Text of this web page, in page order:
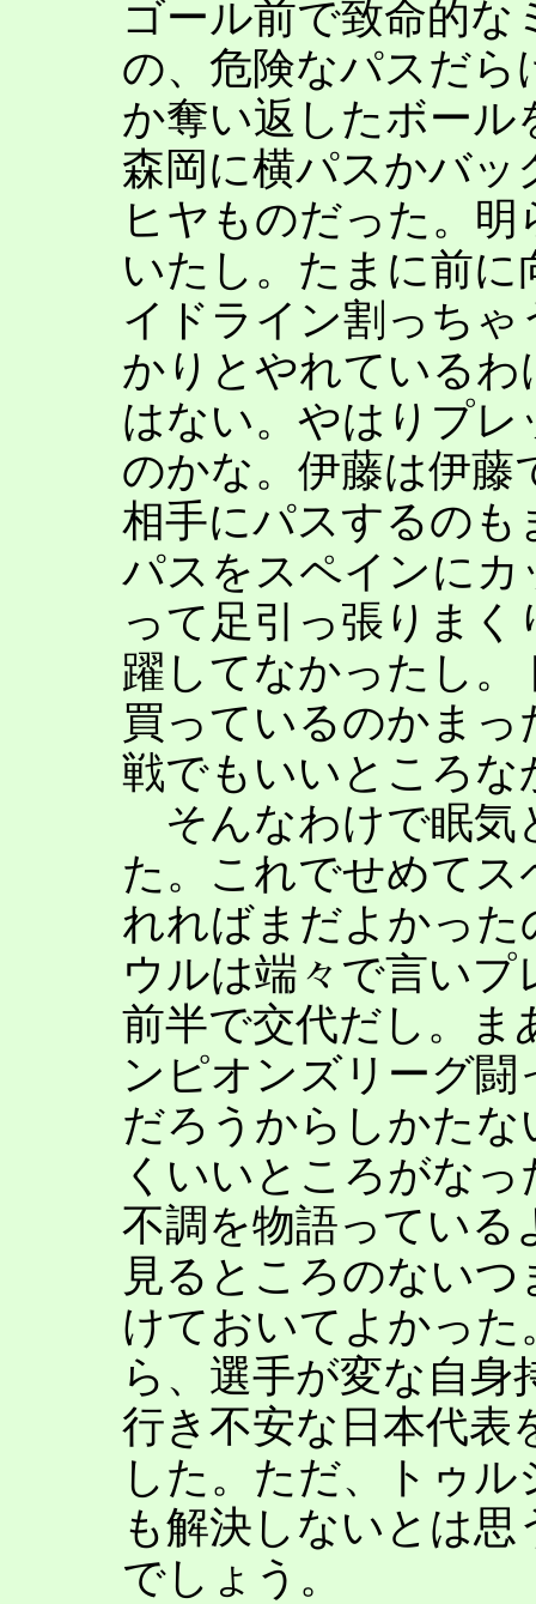
ゴール前で致命的
の、危険なパスだら
か奪い返したボール
森岡に横パスかバ
ヒヤものだった。
いたし。たまに前
イドライン割っち
かりとやれている
はない。やはりプ
のかな。伊藤は伊藤
相手にパスするのも
パスをスペインに
って足引っ張りま
躍してなかったし
買っているのかま
戦でもいいところな
そんなわけで眠気
た。これでせめて
れればまだよかっ
ウルは端々で言い
前半で交代だし。ま
ンピオンズリーグ
だろうからしかた
くいいところがな
不調を物語っている
見るところのない
けておいてよかっ
ら、選手が変な自
行き不安な日本代表
した。ただ、トゥ
も解決しないとは
でしょう。